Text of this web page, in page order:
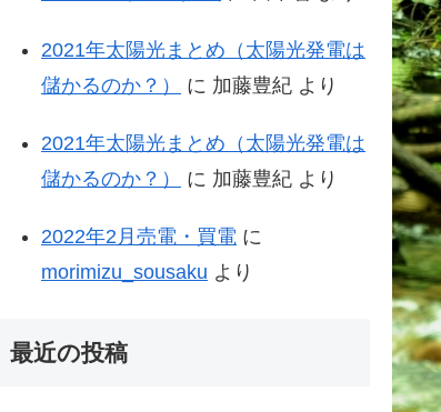
2021年太陽光まとめ（太陽光発電は
儲かるのか？）
に 加藤豊紀 より
2021年太陽光まとめ（太陽光発電は
儲かるのか？）
に 加藤豊紀 より
2022年2月売電・買電 に
morimizu_sousaku より
最近の投稿